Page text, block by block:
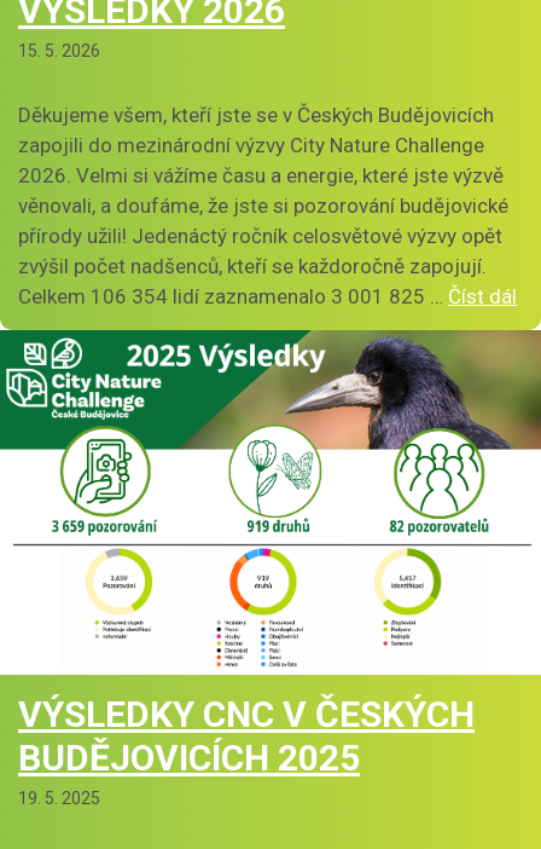
VÝSLEDKY 2026
15. 5. 2026
Děkujeme všem, kteří jste se v Českých Budějovicích
zapojili do mezinárodní výzvy City Nature Challenge
2026. Velmi si vážíme času a energie, které jste výzvě
věnovali, a doufáme, že jste si pozorování budějovické
přírody užili! Jedenáctý ročník celosvětové výzvy opět
zvýšil počet nadšenců, kteří se každoročně zapojují.
Celkem 106 354 lidí zaznamenalo 3 001 825 … Číst dál
VÝSLEDKY CNC V ČESKÝCH
BUDĚJOVICÍCH 2025
19. 5. 2025